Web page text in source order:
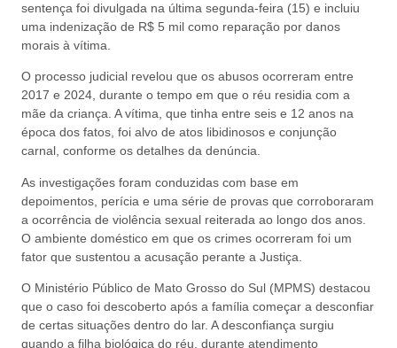
sentença foi divulgada na última segunda-feira (15) e incluiu
uma indenização de R$ 5 mil como reparação por danos
morais à vítima.
O processo judicial revelou que os abusos ocorreram entre
2017 e 2024, durante o tempo em que o réu residia com a
mãe da criança. A vítima, que tinha entre seis e 12 anos na
época dos fatos, foi alvo de atos libidinosos e conjunção
carnal, conforme os detalhes da denúncia.
As investigações foram conduzidas com base em
depoimentos, perícia e uma série de provas que corroboraram
a ocorrência de violência sexual reiterada ao longo dos anos.
O ambiente doméstico em que os crimes ocorreram foi um
fator que sustentou a acusação perante a Justiça.
O Ministério Público de Mato Grosso do Sul (MPMS) destacou
que o caso foi descoberto após a família começar a desconfiar
de certas situações dentro do lar. A desconfiança surgiu
quando a filha biológica do réu, durante atendimento